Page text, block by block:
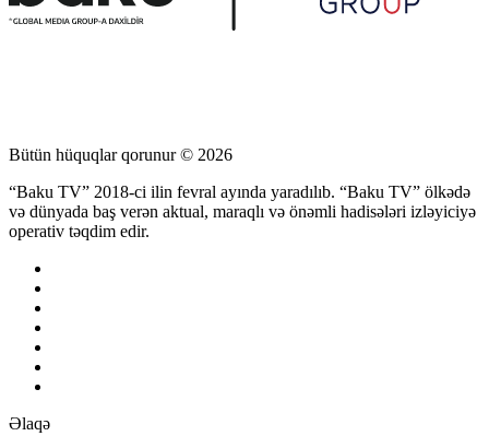
Bütün hüquqlar qorunur © 2026
“Baku TV” 2018-ci ilin fevral ayında yaradılıb. “Baku TV” ölkədə
və dünyada baş verən aktual, maraqlı və önəmli hadisələri izləyiciyə
operativ təqdim edir.
Əlaqə